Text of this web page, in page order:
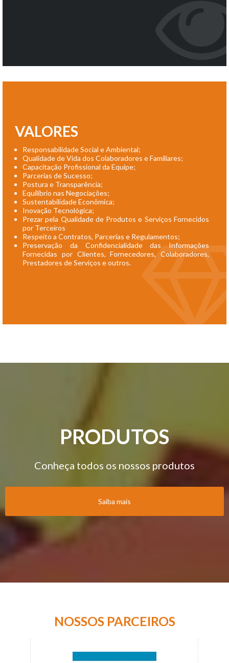
VALORES
Responsabilidade Social e Ambiental;
Qualidade de Vida dos Colaboradores e Familiares;
Capacitação Profissional da Equipe;
Parcerias de Sucesso;
Postura e Transparência;
Equilíbrio nas Negociações;
Sustentabilidade Econômica;
Inovação Tecnológica;
Prezar pela Qualidade de Produtos e Serviços Fornecidos
por Terceiros
Respeito a Contratos, Parcerias e Regulamentos;
Preservação da Confidencialidade das Informações
Fornecidas por Clientes, Fornecedores, Colaboradores,
Prestadores de Serviços e outros.
PRODUTOS
Conheça todos os nossos produtos
Saiba mais
NOSSOS PARCEIROS